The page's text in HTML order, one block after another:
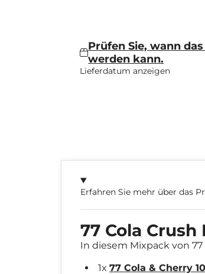
Prüfen Sie, wann
werden kann.
Lieferdatum anzeigen
Erfahren Sie mehr über das
77 Cola Crush
In diesem Mixpack von
1x 77 Cola & Cherry